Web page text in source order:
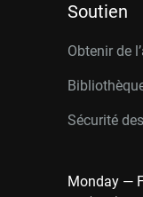
Soutien
Obtenir de
Sécurité
Monday —